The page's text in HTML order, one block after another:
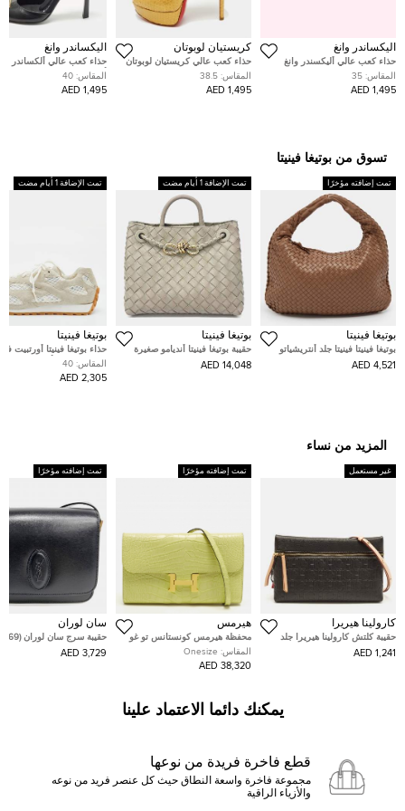
اليكساندر وانغ
حذاء كعب عالي أليكسندر وانغ
دلفين مرصع بالكريستال ساتان
أسود مقاس 35
المقاس: 35
1,495 AED
كريستيان لوبوتان
حذاء كعب عالي كريستيان لوبوتان
فيري بريفي جلد ثعبان ذهبي نعل
سميك مقدمة مفتوحة مقاس 38.5
المقاس: 38.5
1,495 AED
اليكساندر وانغ
حذاء كعب عالي ألكساندر
أسود فيولا دورسيه مقاس 40
المقاس: 40
1,495 AED
تسوق من بوتيغا فينيتا
تمت إضافته مؤخرًا
بوتيغا فينيتا
بوتيغا فينيتا فينيتا جلد أنتريشياتو
بني حقيبة هوبو صغيرة
4,521 AED
تمت الإضافة 1 أيام مضت
بوتيغا فينيتا
حقيبة بوتيغا فينيتا أنديامو صغيرة
14,048 AED
تمت الإضافة 1 أيام مضت
بوتيغا فينيتا
حذاء بوتيغا فينيتا أورتبيت
شامواه وشبك أبيض/رمادي
منخفض مقاس 40
المقاس: 40
2,305 AED
المزيد من نساء
غير مستعمل
كارولينا هيريرا
حقيبة كلتش كارولينا هيريرا جلد
مونوغرام سوداء إنرو
1,241 AED
تمت إضافته مؤخرًا
هيرمس
محفظة هيرمس كونستانس تو غو
جلد إبسوم إيتوب
المقاس: Onesize
38,320 AED
تمت إضافته مؤخرًا
سان لوران
حقيبة سرج سان لوران (568569)
3,729 AED
يمكنك دائما الاعتماد علينا
قطع فاخرة فريدة من نوعها
مجموعة فاخرة واسعة النطاق حيث كل عنصر فريد من نوعه
والأزياء الراقية